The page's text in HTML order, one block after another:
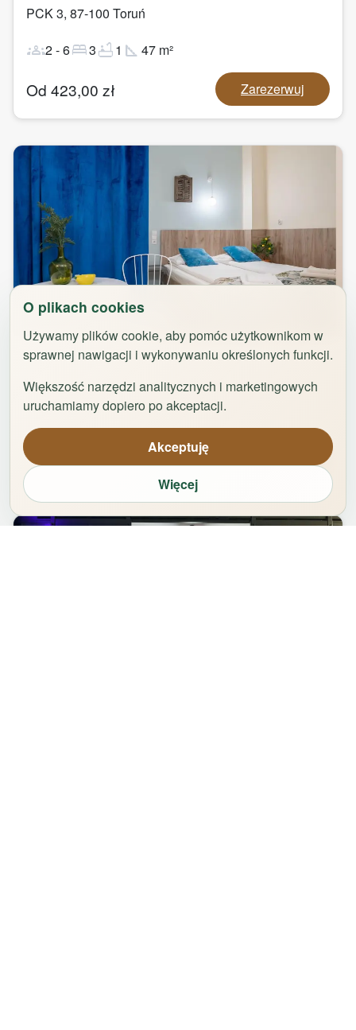
O plikach cookies
Używamy plików cookie, aby pomóc użytkownikom w
sprawnej nawigacji i wykonywaniu określonych funkcji.
Większość narzędzi analitycznych i marketingowych
uruchamiamy dopiero po akceptacji.
Więcej
Akceptuję
PCK 3, 87-100 Toruń
groups2-6bed3bathtub1 square_foot 47 m²
Od 423,00 zł Zarezerwuj
1
Łazienna Premier 4 (6osób) by Rentoom
Łazienna 9,87-100 Toruń
3
Od